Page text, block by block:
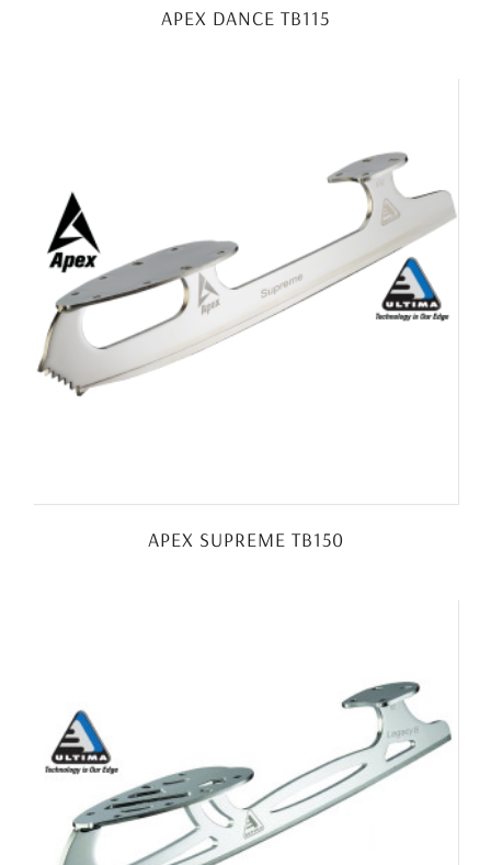
APEX DANCE TB115
APEX SUPREME TB150